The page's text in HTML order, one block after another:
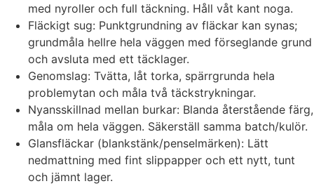
med nyroller och full täckning. Håll våt kant noga.
Fläckigt sug: Punktgrundning av fläckar kan synas;
grundmåla hellre hela väggen med förseglande grund
och avsluta med ett täcklager.
Genomslag: Tvätta, låt torka, spärrgrunda hela
problemytan och måla två täckstrykningar.
Nyansskillnad mellan burkar: Blanda återstående färg,
måla om hela väggen. Säkerställ samma batch/kulör.
Glansfläckar (blankstänk/penselmärken): Lätt
nedmattning med fint slippapper och ett nytt, tunt
och jämnt lager.